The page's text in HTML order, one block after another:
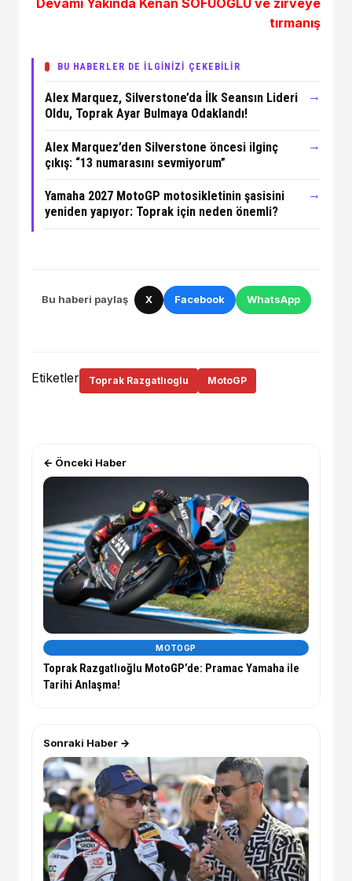
tırmanış
BU HABERLER DE İLGİNİZİ ÇEKEBİLİR
Alex Marquez, Silverstone’da İlk Seansın Lideri
Oldu, Toprak Ayar Bulmaya Odaklandı!
→
Alex Marquez’den Silverstone öncesi ilginç
çıkış: “13 numarasını sevmiyorum”
→
Yamaha 2027 MotoGP motosikletinin şasisini
yeniden yapıyor: Toprak için neden önemli?
→
Bu haberi paylaş X Facebook WhatsApp
Etiketler Toprak Razgatlıoglu MotoGP
← Önceki Haber
MOTOGP
Toprak Razgatlıoğlu MotoGP’de: Pramac Yamaha ile
Tarihi Anlaşma!
Sonraki Haber →